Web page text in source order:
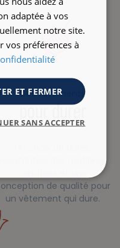
Des vêtements
pour durer
de qualité pour
un vêtement qui dure.
adaptée à vos
notre site.
vos préférences à
ET FERMER
SANS ACCEPTER